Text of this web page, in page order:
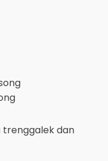
trenggalekdan